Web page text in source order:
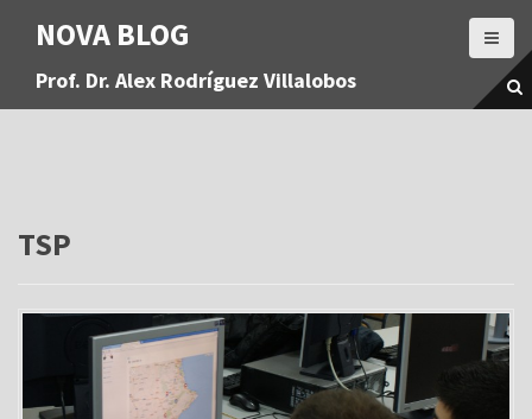
a
NOVA BLOG
Prof. Dr. Alex Rodríguez Villalobos
TSP